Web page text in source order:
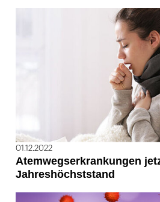
01.12.2022
Atemwegserkrankungen
Jahreshöchststand